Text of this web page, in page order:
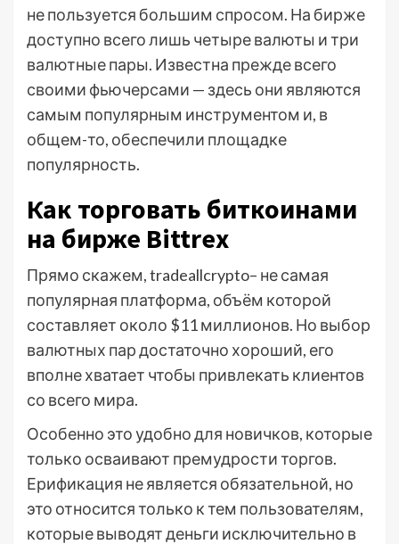
не пользуется большим спросом. На бирже
доступно всего лишь четыре валюты и три
валютные пары. Известна прежде всего
своими фьючерсами — здесь они являются
самым популярным инструментом и, в
общем-то, обеспечили площадке
популярность.
Как торговать биткоинами
на бирже Bittrex
Прямо скажем, tradeallcrypto– не самая
популярная платформа, объём которой
составляет около $11 миллионов. Но выбор
валютных пар достаточно хороший, его
вполне хватает чтобы привлекать клиентов
со всего мира.
Особенно это удобно для новичков, которые
только осваивают премудрости торгов.
Ерификация не является обязательной, но
это относится только к тем пользователям,
которые выводят деньги исключительно в